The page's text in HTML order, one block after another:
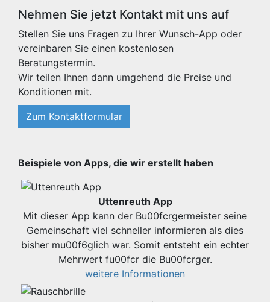
Nehmen Sie jetzt Kontakt mit uns auf
Stellen Sie uns Fragen zu Ihrer Wunsch-App oder
vereinbaren Sie einen kostenlosen
Beratungstermin.
Wir teilen Ihnen dann umgehend die Preise und
Konditionen mit.
Zum Kontaktformular
Beispiele von Apps, die wir erstellt haben
Uttenreuth App
Mit dieser App kann der Bu00fcrgermeister seine
Gemeinschaft viel schneller informieren als dies
bisher mu00f6glich war. Somit entsteht ein echter
Mehrwert fu00fcr die Bu00fcrger.
weitere Informationen